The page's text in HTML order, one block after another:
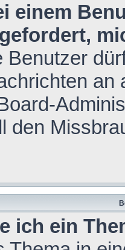
einem
Benutzer
den
ich ein